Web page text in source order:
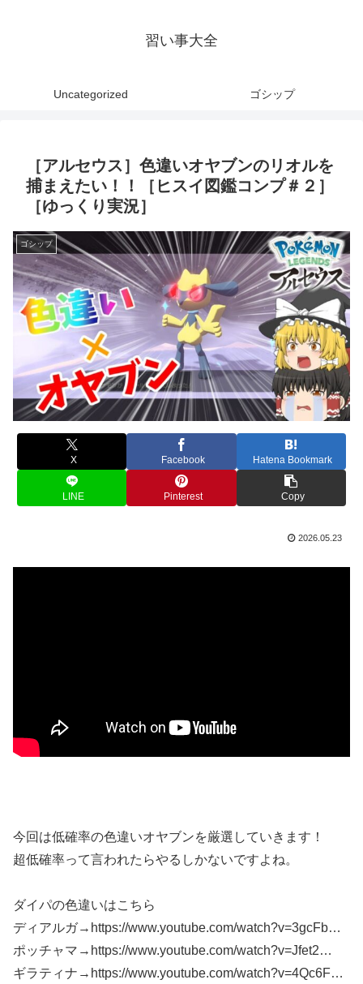
習い事大全
Uncategorized ゴシップ
［アルセウス］色違いオヤブンのリオルを
捕まえたい！！［ヒスイ図鑑コンプ＃２］
［ゆっくり実況］
ゴシップ
X Facebook Hatena Bookmark
LINE Pinterest Copy
2026.05.23
今回は低確率の色違いオヤブンを厳選していきます！
超低確率って言われたらやるしかないですよね。
ダイパの色違いはこちら
ディアルガ→https://www.youtube.com/watch?v=3gcFb…
ポッチャマ→https://www.youtube.com/watch?v=Jfet2…
ギラティナ→https://www.youtube.com/watch?v=4Qc6F…